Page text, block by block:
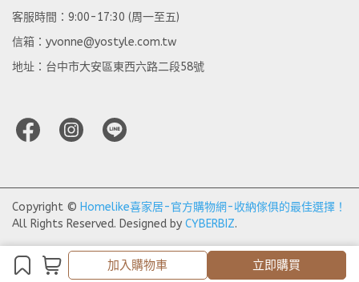
加入購物車 立即購買
客服時間：9:00-17:30 (周一至五)
信箱：yvonne@yostyle.com.tw
地址：台中市大安區東西六路二段58號
Copyright © Homelike喜家居-官方購物網-收納傢俱的最佳選擇！
All Rights Reserved. Designed by CYBERBIZ.